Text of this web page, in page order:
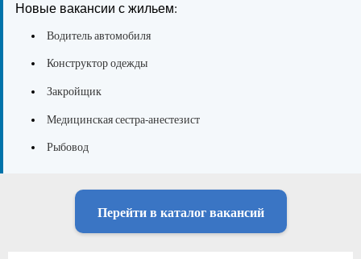
Новые вакансии с жильем:
Водитель автомобиля
Конструктор одежды
Закройщик
Медицинская сестра-анестезист
Рыбовод
Перейти в каталог вакансий